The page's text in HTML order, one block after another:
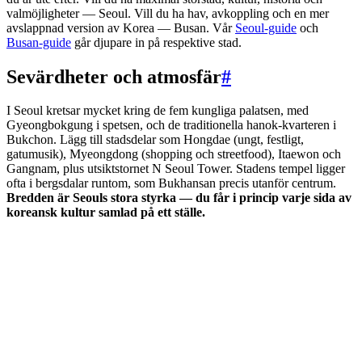
valmöjligheter — Seoul. Vill du ha hav, avkoppling och en mer
avslappnad version av Korea — Busan. Vår Seoul-guide och
Busan-guide går djupare in på respektive stad.
Sevärdheter och atmosfär#
I Seoul kretsar mycket kring de fem kungliga palatsen, med
Gyeongbokgung i spetsen, och de traditionella hanok-kvarteren i
Bukchon. Lägg till stadsdelar som Hongdae (ungt, festligt,
gatumusik), Myeongdong (shopping och streetfood), Itaewon och
Gangnam, plus utsiktstornet N Seoul Tower. Stadens tempel ligger
ofta i bergsdalar runtom, som Bukhansan precis utanför centrum.
Bredden är Seouls stora styrka — du får i princip varje sida av
koreansk kultur samlad på ett ställe.